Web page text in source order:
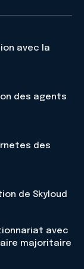
avec la
des agents
des
de Skyloud
avec
majoritaire